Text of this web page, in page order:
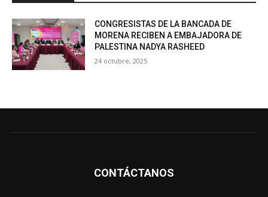
CONGRESISTAS DE LA BANCADA DE
MORENA RECIBEN A EMBAJADORA DE
PALESTINA NADYA RASHEED
24 octubre, 2025
CONTÁCTANOS